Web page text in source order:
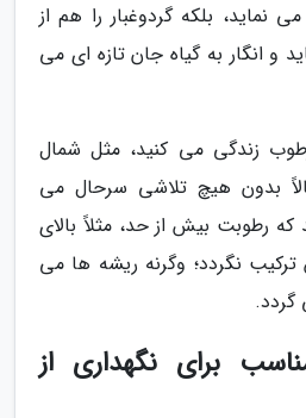
نماید، بلکه گردوغبار را هم از
و انگار به گیاه جان تازه ای می
زندگی می کنید، مثل شمال
بدون هیچ تلاشی سرحال می
رطوبت بیش از حد، مثلاً بالای
نگردد؛ وگرنه ریشه ها می
گردد.
برای نگهداری از